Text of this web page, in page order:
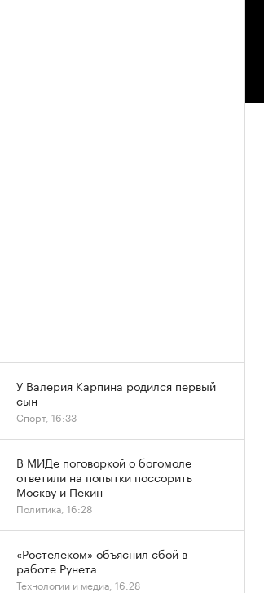
У Валерия Карпина родился первый
сын
Спорт, 16:33
В МИДе поговоркой о богомоле
ответили на попытки поссорить
Москву и Пекин
Политика, 16:28
«Ростелеком» объяснил сбой в
работе Рунета
Технологии и медиа, 16:28